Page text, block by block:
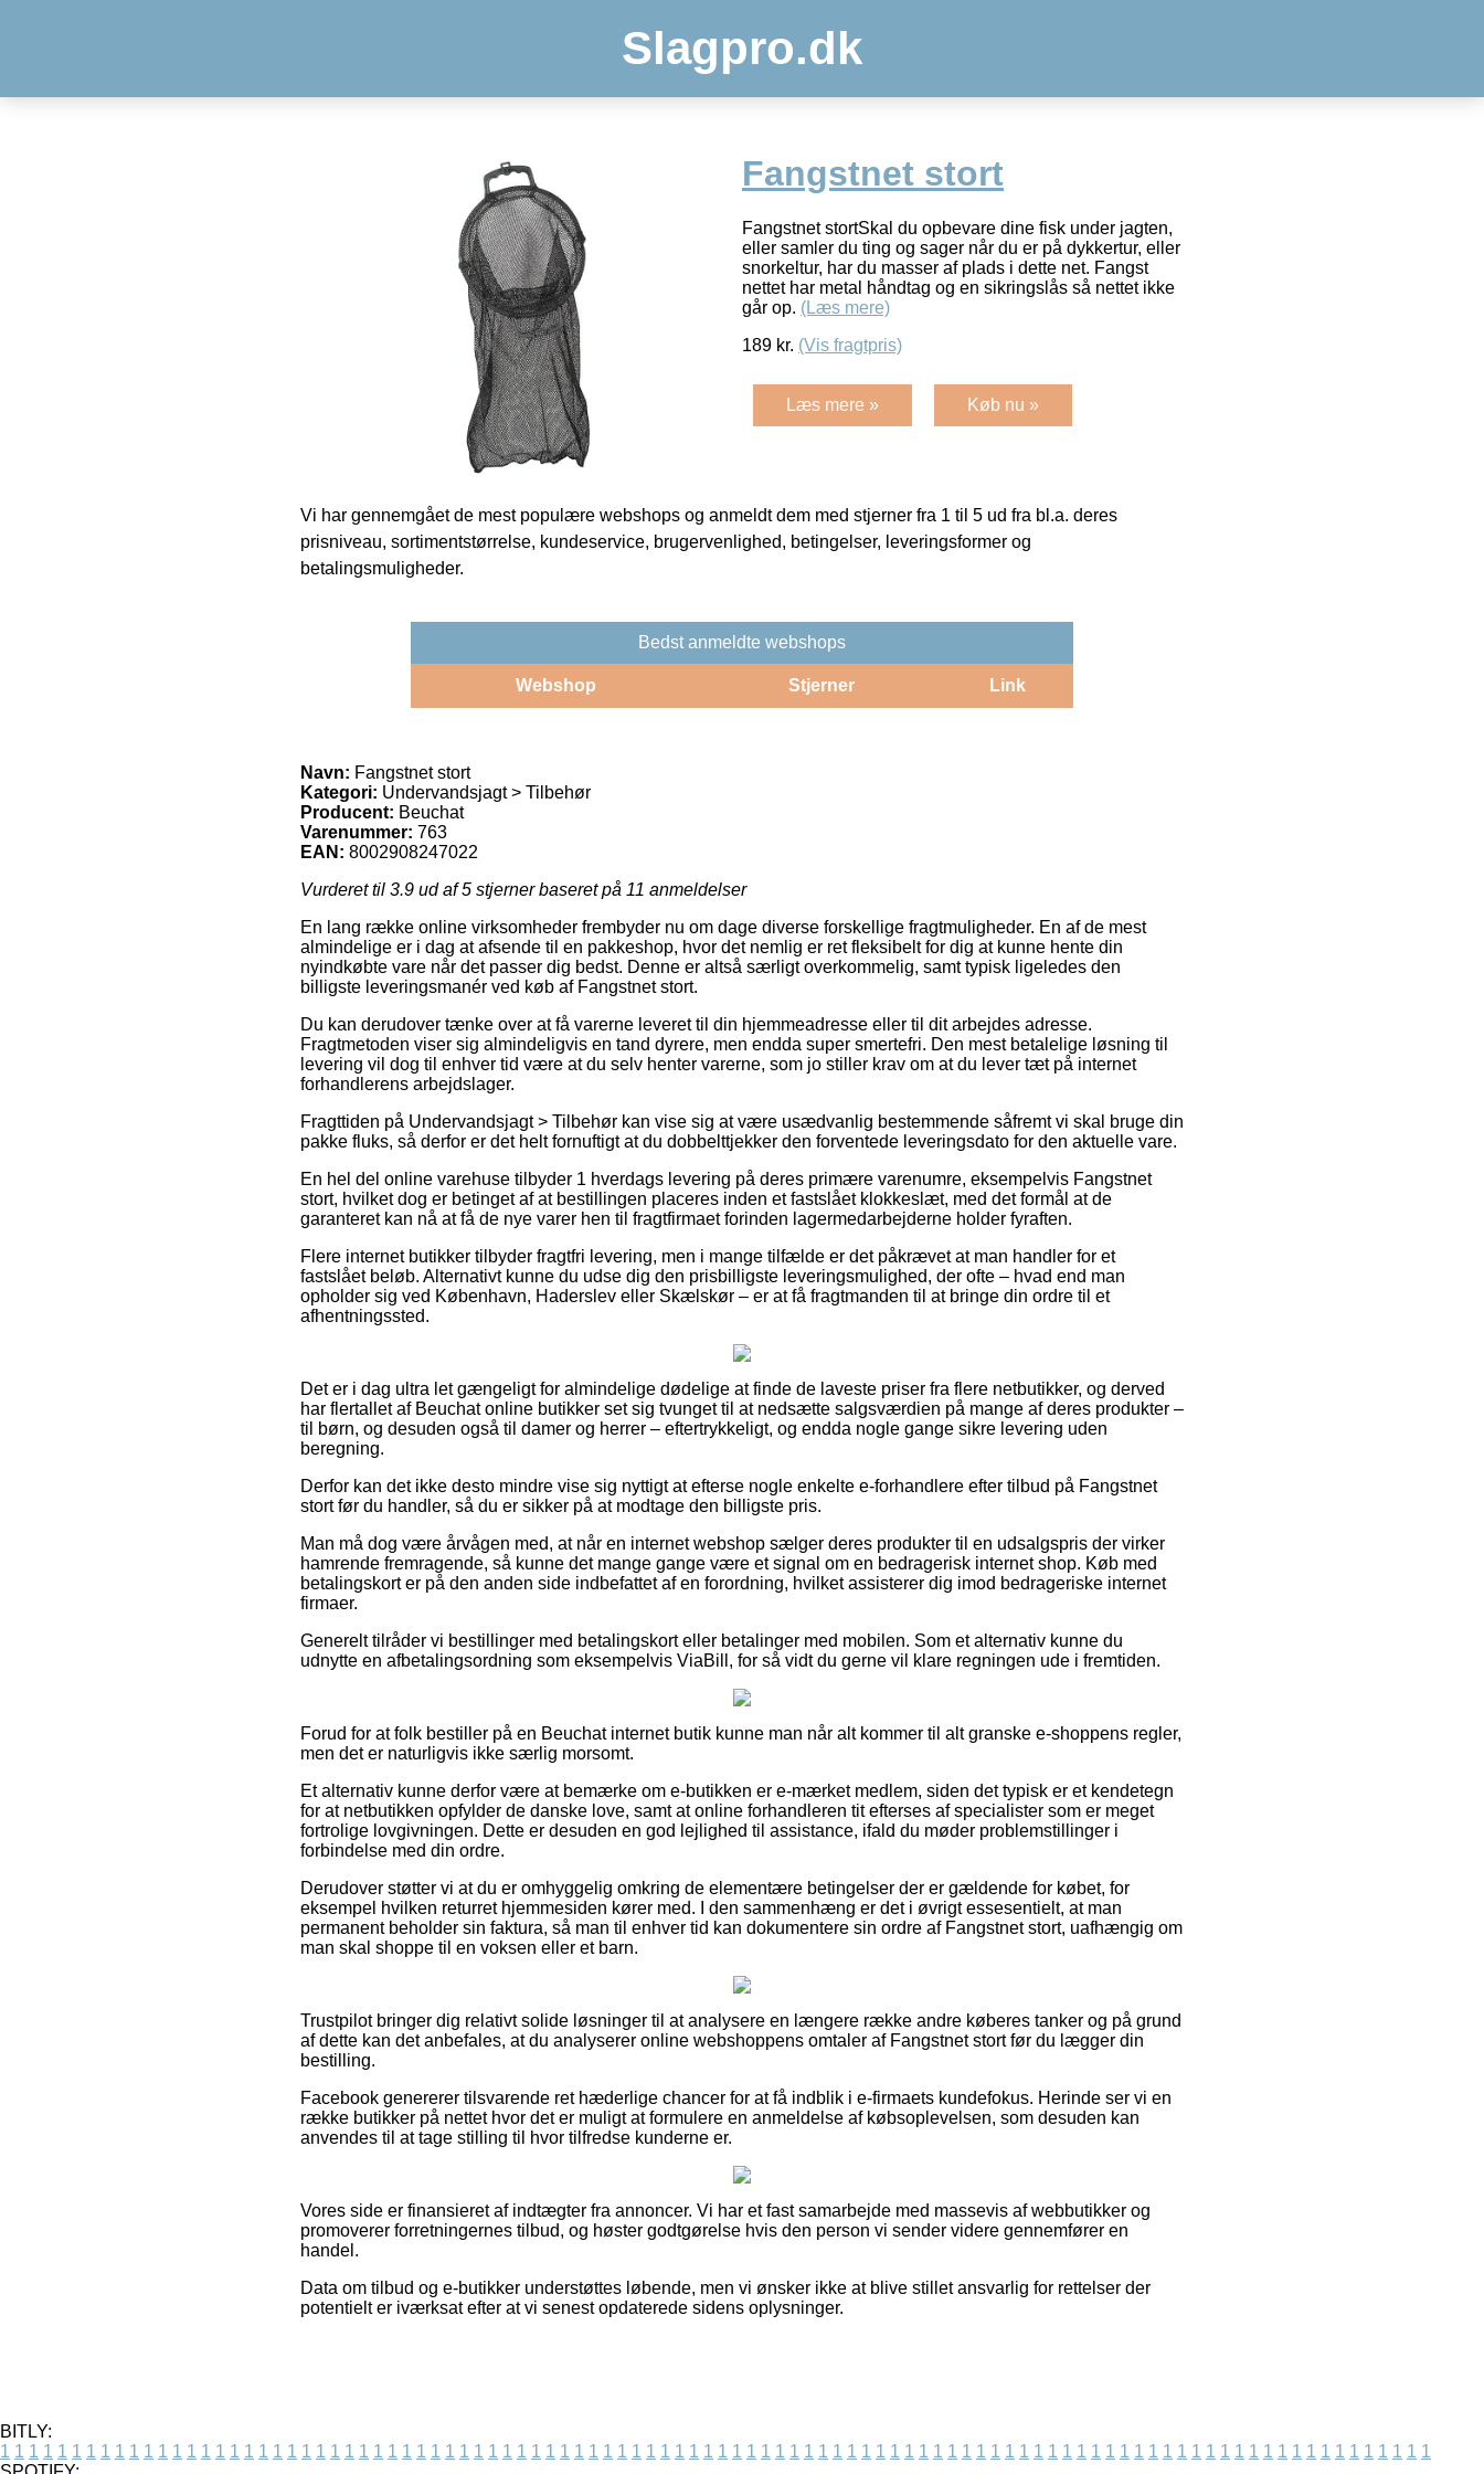
Slagpro.dk
Fangstnet stort
Fangstnet stortSkal du opbevare dine fisk under jagten,
eller samler du ting og sager når du er på dykkertur, eller
snorkeltur, har du masser af plads i dette net. Fangst
nettet har metal håndtag og en sikringslås så nettet ikke
går op. (Læs mere)
189 kr. (Vis fragtpris)
Læs mere » Køb nu »
Vi har gennemgået de mest populære webshops og anmeldt dem med stjerner fra 1 til 5 ud fra bl.a. deres
prisniveau, sortimentstørrelse, kundeservice, brugervenlighed, betingelser, leveringsformer og
betalingsmuligheder.
Bedst anmeldte webshops
Webshop Stjerner Link
Navn: Fangstnet stort
Kategori: Undervandsjagt > Tilbehør
Producent: Beuchat
Varenummer: 763
EAN: 8002908247022
Vurderet til 3.9 ud af 5 stjerner baseret på 11 anmeldelser
En lang række online virksomheder frembyder nu om dage diverse forskellige fragtmuligheder. En af de mest
almindelige er i dag at afsende til en pakkeshop, hvor det nemlig er ret fleksibelt for dig at kunne hente din
nyindkøbte vare når det passer dig bedst. Denne er altså særligt overkommelig, samt typisk ligeledes den
billigste leveringsmanér ved køb af Fangstnet stort.
Du kan derudover tænke over at få varerne leveret til din hjemmeadresse eller til dit arbejdes adresse.
Fragtmetoden viser sig almindeligvis en tand dyrere, men endda super smertefri. Den mest betalelige løsning til
levering vil dog til enhver tid være at du selv henter varerne, som jo stiller krav om at du lever tæt på internet
forhandlerens arbejdslager.
Fragttiden på Undervandsjagt > Tilbehør kan vise sig at være usædvanlig bestemmende såfremt vi skal bruge din
pakke fluks, så derfor er det helt fornuftigt at du dobbelttjekker den forventede leveringsdato for den aktuelle vare.
En hel del online varehuse tilbyder 1 hverdags levering på deres primære varenumre, eksempelvis Fangstnet
stort, hvilket dog er betinget af at bestillingen placeres inden et fastslået klokkeslæt, med det formål at de
garanteret kan nå at få de nye varer hen til fragtfirmaet forinden lagermedarbejderne holder fyraften.
Flere internet butikker tilbyder fragtfri levering, men i mange tilfælde er det påkrævet at man handler for et
fastslået beløb. Alternativt kunne du udse dig den prisbilligste leveringsmulighed, der ofte – hvad end man
opholder sig ved København, Haderslev eller Skælskør – er at få fragtmanden til at bringe din ordre til et
afhentningssted.
Det er i dag ultra let gængeligt for almindelige dødelige at finde de laveste priser fra flere netbutikker, og derved
har flertallet af Beuchat online butikker set sig tvunget til at nedsætte salgsværdien på mange af deres produkter –
til børn, og desuden også til damer og herrer – eftertrykkeligt, og endda nogle gange sikre levering uden
beregning.
Derfor kan det ikke desto mindre vise sig nyttigt at efterse nogle enkelte e-forhandlere efter tilbud på Fangstnet
stort før du handler, så du er sikker på at modtage den billigste pris.
Man må dog være årvågen med, at når en internet webshop sælger deres produkter til en udsalgspris der virker
hamrende fremragende, så kunne det mange gange være et signal om en bedragerisk internet shop. Køb med
betalingskort er på den anden side indbefattet af en forordning, hvilket assisterer dig imod bedrageriske internet
firmaer.
Generelt tilråder vi bestillinger med betalingskort eller betalinger med mobilen. Som et alternativ kunne du
udnytte en afbetalingsordning som eksempelvis ViaBill, for så vidt du gerne vil klare regningen ude i fremtiden.
Forud for at folk bestiller på en Beuchat internet butik kunne man når alt kommer til alt granske e-shoppens regler,
men det er naturligvis ikke særlig morsomt.
Et alternativ kunne derfor være at bemærke om e-butikken er e-mærket medlem, siden det typisk er et kendetegn
for at netbutikken opfylder de danske love, samt at online forhandleren tit efterses af specialister som er meget
fortrolige lovgivningen. Dette er desuden en god lejlighed til assistance, ifald du møder problemstillinger i
forbindelse med din ordre.
Derudover støtter vi at du er omhyggelig omkring de elementære betingelser der er gældende for købet, for
eksempel hvilken returret hjemmesiden kører med. I den sammenhæng er det i øvrigt essesentielt, at man
permanent beholder sin faktura, så man til enhver tid kan dokumentere sin ordre af Fangstnet stort, uafhængig om
man skal shoppe til en voksen eller et barn.
Trustpilot bringer dig relativt solide løsninger til at analysere en længere række andre køberes tanker og på grund
af dette kan det anbefales, at du analyserer online webshoppens omtaler af Fangstnet stort før du lægger din
bestilling.
Facebook genererer tilsvarende ret hæderlige chancer for at få indblik i e-firmaets kundefokus. Herinde ser vi en
række butikker på nettet hvor det er muligt at formulere en anmeldelse af købsoplevelsen, som desuden kan
anvendes til at tage stilling til hvor tilfredse kunderne er.
Vores side er finansieret af indtægter fra annoncer. Vi har et fast samarbejde med massevis af webbutikker og
promoverer forretningernes tilbud, og høster godtgørelse hvis den person vi sender videre gennemfører en
handel.
Data om tilbud og e-butikker understøttes løbende, men vi ønsker ikke at blive stillet ansvarlig for rettelser der
potentielt er iværksat efter at vi senest opdaterede sidens oplysninger.
BITLY:
1 1 1 1 1 1 1 1 1 1 1 1 1 1 1 1 1 1 1 1 1 1 1 1 1 1 1 1 1 1 1 1 1 1 1 1 1 1 1 1 1 1 1 1 1 1 1 1 1 1 1 1 1 1 1 1 1 1 1 1 1 1 1 1 1 1 1 1 1 1 1 1 1 1 1 1 1 1 1 1 1 1 1 1 1 1 1 1 1 1 1 1 1 1 1 1 1 1 1 1